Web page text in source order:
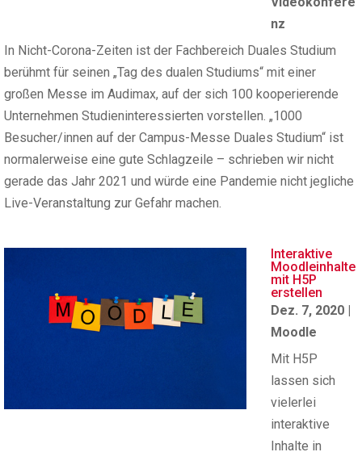
nz
In Nicht-Corona-Zeiten ist der Fachbereich Duales Studium
berühmt für seinen „Tag des dualen Studiums“ mit einer
großen Messe im Audimax, auf der sich 100 kooperierende
Unternehmen Studieninteressierten vorstellen. „1000
Besucher/innen auf der Campus-Messe Duales Studium“ ist
normalerweise eine gute Schlagzeile – schrieben wir nicht
gerade das Jahr 2021 und würde eine Pandemie nicht jegliche
Live-Veranstaltung zur Gefahr machen.
Interaktive
Moodleinhalte
mit H5P
erstellen
Dez. 7, 2020 |
Moodle
Mit H5P
lassen sich
vielerlei
interaktive
Inhalte in